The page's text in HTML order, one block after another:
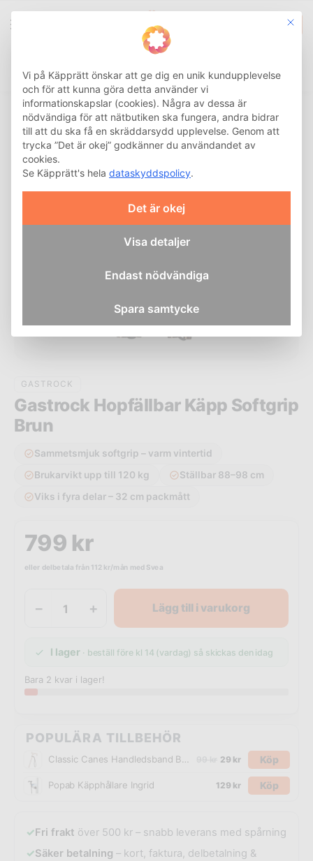
0
GASTROCK
Gastrock Hopfällbar Käpp Softgrip
Brun
Sammetsmjuk softgrip – varm vintertid
Brukarvikt upp till 120 kg
Ställbar 88–98 cm
Viks i fyra delar – 32 cm packmått
799 kr
eller delbetala från 112 kr/mån med Svea
− + Lägg till i varukorg
I lager · beställ före kl 14 (vardag) så skickas den idag
Bara 2 kvar i lager!
POPULÄRA TILLBEHÖR
29 kr Köp
Popab Käpphållare Ingrid 129 kr Köp
✓Fri frakt över 500 kr – snabb leverans med spårning
✓Säker betalning – kort, faktura, delbetalning &
This
Vi på Käpprätt önskar att ge dig en unik kundupplevelse
och för att kunna göra detta använder vi
informationskapslar (cookies). Några av dessa är
nödvändiga för att nätbutiken ska fungera, andra bidrar
till att du ska få en skräddarsydd upplevelse. Genom att
trycka ”Det är okej” godkänner du användandet av
cookies.
Se Käpprätt's hela dataskyddspolicy.
Det är okej
Visa detaljer
Endast nödvändiga
Spara samtycke